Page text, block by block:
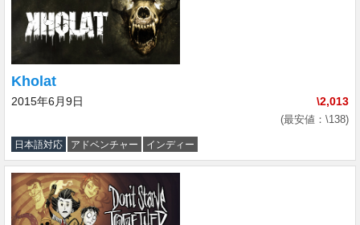
Kholat
2015年6月9日 \2,013
(最安値：\138)
日本語対応 アドベンチャー インディー